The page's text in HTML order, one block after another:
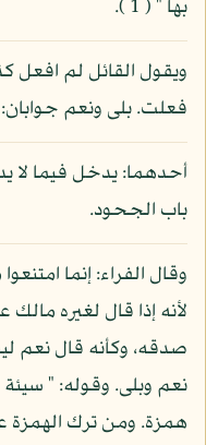
بها " ( 1 ).
ويقول القائل لم افعل
فعلت. بلى ونعم جوابان:
أحدهما: يدخل فيما لا
باب الجحود.
وقال الفراء: إنما
لأنه إذا قال لغيره
صدقه، وكأنه قال نعم
نعم وبلى. وقوله: "
همزة. ومن ترك الهمزة